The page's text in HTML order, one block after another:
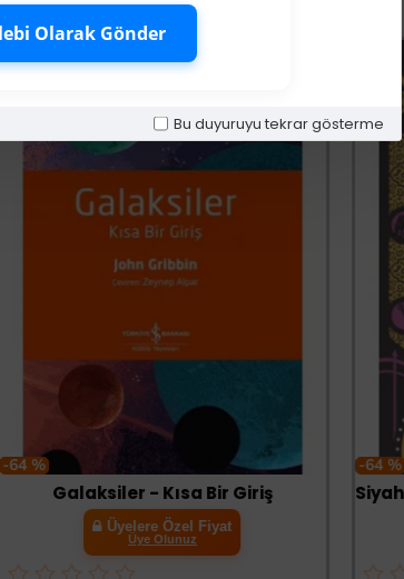
Olarak Gönder
Bu duyuruyu tekrar gösterme
Galaksiler - Kısa Bir Giriş
Üyelere Özel Fiyat
Üye Olunuz
-64 %